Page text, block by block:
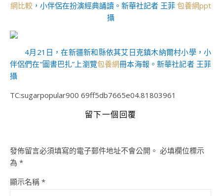
網比較，小伴侶在扮演經典誦讀。新華社記者 王菲 包養網ppt
攝
4月21日，在新疆新和縣依其艾日克鎮木納爾村小學，小
伴侶們在“圖書巴扎”上瀏覽包養網冊本海報。新華社記者 王菲
攝
TC:sugarpopular900 69ff5db7665e04.81803961
留下一個回覆
發佈留言必須填寫的電子郵件地址不會公開。 必填欄位標示
為 *
顯示名稱 *